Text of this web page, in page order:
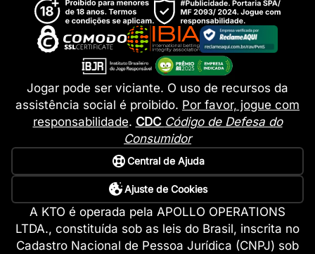
Jogar pode ser viciante. O uso de recursos da
assistência social é proibido. Por favor, jogue com
responsabilidade. CDC Código de Defesa do
Consumidor
Central de Ajuda
Ajuste de Cookies
A KTO é operada pela APOLLO OPERATIONS
LTDA., constituída sob as leis do Brasil, inscrita no
Cadastro Nacional de Pessoa Jurídica (CNPJ) sob